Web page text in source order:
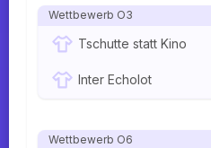
Wettbewerb O3
Tschutte statt Kino
Inter Echolot
Wettbewerb O6